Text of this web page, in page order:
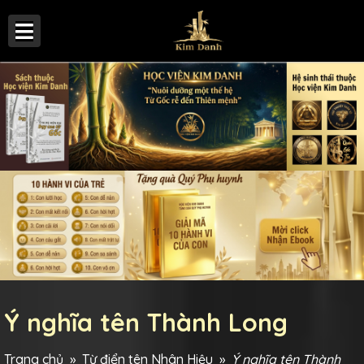
Ý nghĩa tên Thành Long
Trang chủ » Từ điển tên Nhân Hiệu » Ý nghĩa tên Thành